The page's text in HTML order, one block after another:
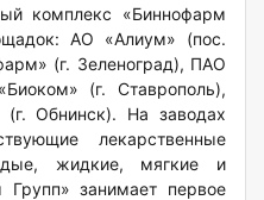
комплекс «Биннофарм
АО «Алиум» (пос.
(г. Зеленоград), ПАО
(г. Ставрополь),
Обнинск). На заводах
лекарственные
жидкие, мягкие и
Групп» занимает первое